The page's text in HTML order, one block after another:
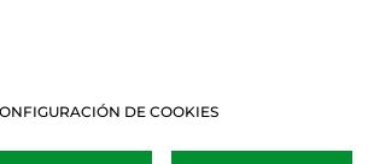
Gipuzko Buru Batzar
DE COOKIES